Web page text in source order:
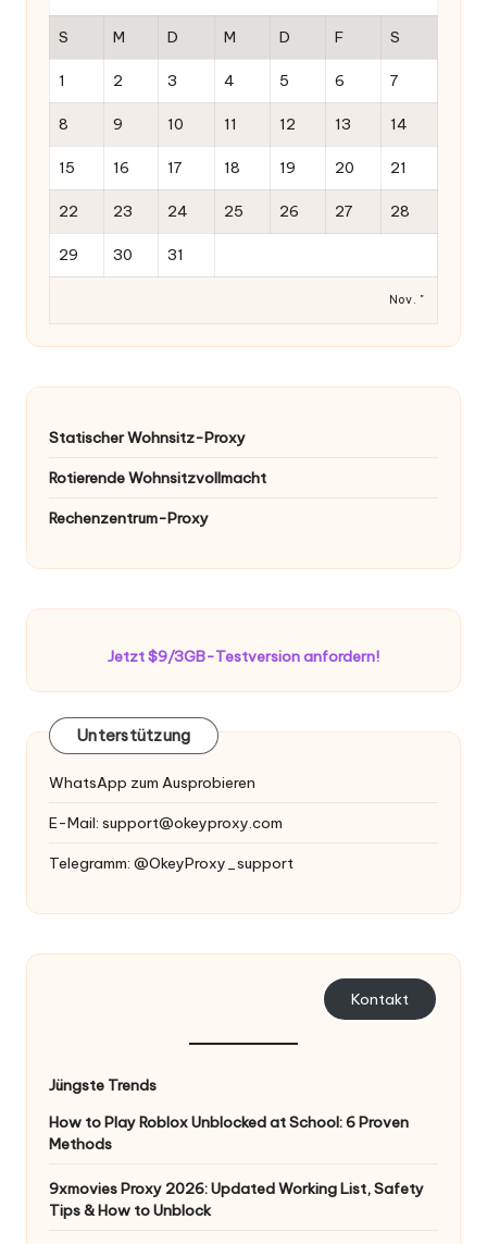
S M D M D F S
1 2 3 4 5 6 7
8 9 10 11 12 13 14
15 16 17 18 19 20 21
22 23 24 25 26 27 28
29 30 31
Nov. "
Statischer Wohnsitz-Proxy
Rotierende Wohnsitzvollmacht
Rechenzentrum-Proxy
Jetzt $9/3GB-Testversion anfordern!
Unterstützung
WhatsApp zum Ausprobieren
E-Mail: support@okeyproxy.com
Telegramm: @OkeyProxy_support
Kontakt
Jüngste Trends
How to Play Roblox Unblocked at School: 6 Proven
Methods
9xmovies Proxy 2026: Updated Working List, Safety
Tips & How to Unblock